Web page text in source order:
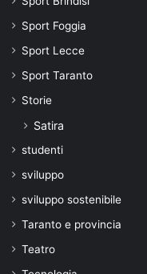
Sport Foggia
Sport Lecce
Sport Taranto
Storie
Satira
studenti
sviluppo
sviluppo sostenibile
Taranto e provincia
Teatro